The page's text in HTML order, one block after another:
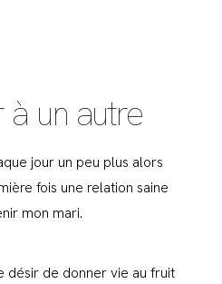
à un autre
jour un peu plus alors
fois une relation saine
mon mari.
désir de donner vie au fruit